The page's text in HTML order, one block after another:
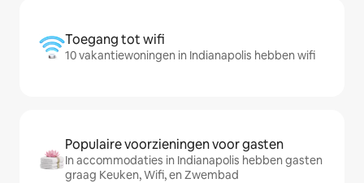
Toegang tot wifi
10 vakantiewoningen in Indianapolis hebben wifi
Populaire voorzieningen voor gasten
In accommodaties in Indianapolis hebben gasten
graag Keuken, Wifi, en Zwembad